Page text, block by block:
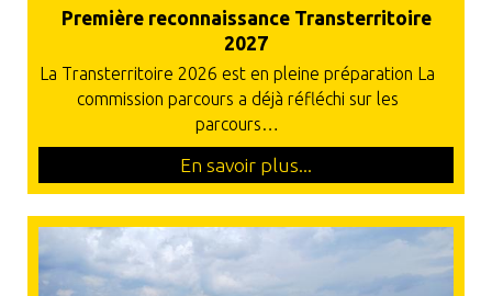
Première reconnaissance Transterritoire
2027
La Transterritoire 2026 est en pleine préparation La
commission parcours a déjà réfléchi sur les
parcours…
En savoir plus...